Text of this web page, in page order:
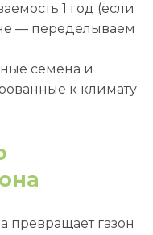
1 год (если
— переделываем
семена и
к климату
превращает газон